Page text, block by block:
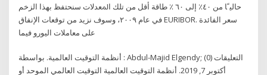
ﺣﺎﻟﻴﹰﺎ ﻣﻦ ٤٠٪ ﺇﻟﻰ ٦٠ ٪ ﻃﺎﻗﺔ ﺃﻗﻞ ﻣﻦ ﺗﻠﻚ ﺍﳌﻌﺪﻻﺕ ﺳﻨﺤﺘﻔﻆ ﺑﻬﺬﺍ ﺍﻟﺰﺧﻢ
ﻓﻲ ﻋﺎﻡ ٢٠٠٩، ﻭﺳﻮﻑ ﻧﺰﻳﺪ ﻣﻦ ﺗﻮﻗﻌﺎﺕ ﺍﻹﻧﻔﺎﻕ EURIBOR. ﺳﻌﺮ ﺍﻟﻔﺎﺋﺪﺓ
ﻋﻠﻰ ﻣﻌﺎﻣﻼﺕ ﺍﻟﻴﻮﺭﻭ ﻓﻴﻤﺎ
أنظمة التوقيت العالمية. بواسطة : Abdul-Majid Elgendy; التعليقات (0)
أكتوبر 7, 2019. أنظمة التوقيت العالمية التوقيت العالمي الموحد أو